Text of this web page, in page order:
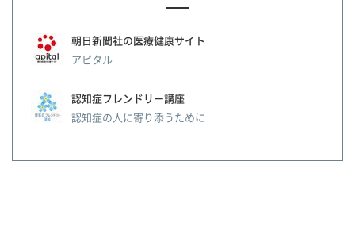
朝日新聞社の医療健康サイト
アピタル
認知症フレンドリー講座
認知症の人に寄り添うために